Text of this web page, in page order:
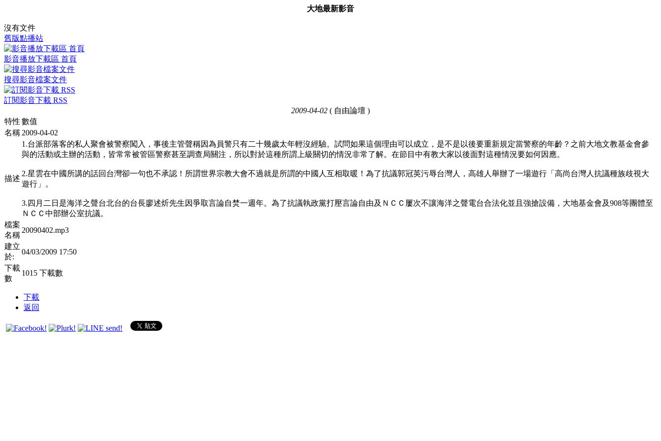
大地最新影音
沒有文件
舊版點播站
影音播放下載區 首頁
搜尋影音檔案文件
訂閱影音下載 RSS
2009-04-02 ( 自由論壇 )
特性 數值
名稱 2009-04-02
描述
1.台派部落客的私人聚會被警察闖入，事後主管聲稱因為員警只有二十幾歲太年輕沒經驗。試問如果這個理由可以成立，是不是以後要重新規定當警察的年齡？之前大地文教基金會參
與的活動或主辦的活動，皆常常被管區警察甚至調查局關注，所以對於這種所謂上級關切的情況非常了解。在節目中有教大家以後面對這種情況要如何因應。
2.星雲在中國所講的話回台灣卻一句也不承認！所謂世界宗教大會不過就是所謂的中國人互相取暖！為了抗議郭冠英污辱台灣人，高雄人舉辦了一場遊行「高尚台灣人抗議種族歧視大
遊行」。
3.四月二日是海洋之聲台北台的台長廖述炘先生因爭取言論自焚一週年。為了抗議執政黨打壓言論自由及ＮＣＣ屢次不讓海洋之聲電台合法化並且強搶設備，大地基金會及908等團體至
ＮＣＣ中部辦公室抗議。
檔案
名稱
20090402.mp3
建立
於:
04/03/2009 17:50
下載
數
1015 下載數
下載
返回